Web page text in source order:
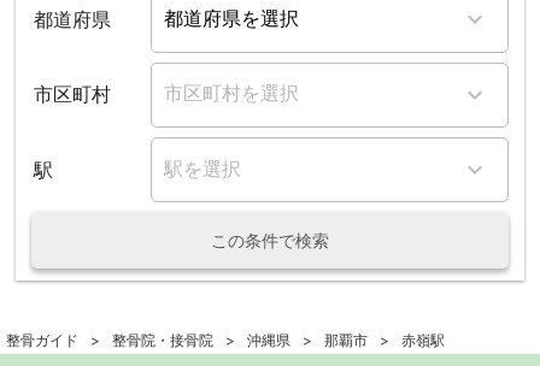
都道府県
市区町村
駅
この条件で検索
整骨ガイド 整骨院・接骨院 沖縄県 那覇市 赤嶺駅